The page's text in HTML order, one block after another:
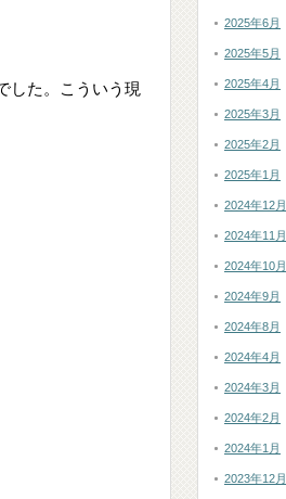
した。こういう現
2025年6月
2025年5月
2025年4月
2025年3月
2025年2月
2025年1月
2024年12月
2024年11月
2024年10月
2024年9月
2024年8月
2024年4月
2024年3月
2024年2月
2024年1月
2023年12月